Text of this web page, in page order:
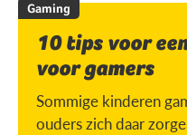
Gaming
10 tips voor
voor gamers
Sommige kinderen
ouders zich daar